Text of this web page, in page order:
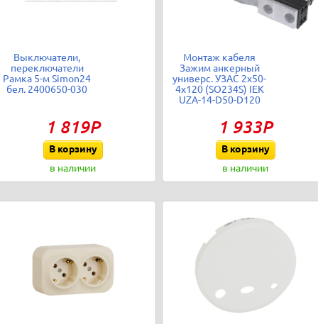
Выключатели,
переключатели
Рамка 5-м Simon24
бел. 2400650-030
1 819Р
В корзину
в наличии
Монтаж кабеля
Зажим анкерный
универс. УЗАС 2х50-
4х120 (SO234S) IEK
UZA-14-D50-D120
1 933Р
В корзину
в наличии